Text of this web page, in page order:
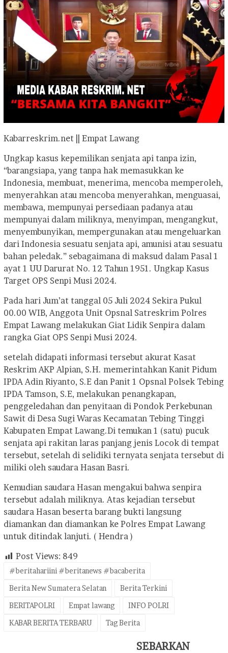
Kabarreskrim.net || Empat Lawang
Ungkap kasus kepemilikan senjata api tanpa izin,
“barangsiapa, yang tanpa hak memasukkan ke
Indonesia, membuat, menerima, mencoba memperoleh,
menyerahkan atau mencoba menyerahkan, menguasai,
membawa, mempunyai persediaan padanya atau
mempunyai dalam miliknya, menyimpan, mengangkut,
menyembunyikan, mempergunakan atau mengeluarkan
dari Indonesia sesuatu senjata api, amunisi atau sesuatu
bahan peledak.” sebagaimana di maksud dalam Pasal 1
ayat 1 UU Darurat No. 12 Tahun 1951. Ungkap Kasus
Target OPS Senpi Musi 2024.
Pada hari Jum’at tanggal 05 Juli 2024 Sekira Pukul
00.00 WIB, Anggota Unit Opsnal Satreskrim Polres
Empat Lawang melakukan Giat Lidik Senpira dalam
rangka Giat OPS Senpi Musi 2024.
setelah didapati informasi tersebut akurat Kasat
Reskrim AKP Alpian, S.H. memerintahkan Kanit Pidum
IPDA Adin Riyanto, S.E dan Panit 1 Opsnal Polsek Tebing
IPDA Tamson, S.E, melakukan penangkapan,
penggeledahan dan penyitaan di Pondok Perkebunan
Sawit di Desa Sugi Waras Kecamatan Tebing Tinggi
Kabupaten Empat Lawang.Di temukan 1 (satu) pucuk
senjata api rakitan laras panjang jenis Locok di tempat
tersebut, setelah di selidiki ternyata senjata tersebut di
miliki oleh saudara Hasan Basri.
Kemudian saudara Hasan mengakui bahwa senpira
tersebut adalah miliknya. Atas kejadian tersebut
saudara Hasan beserta barang bukti langsung
diamankan dan diamankan ke Polres Empat Lawang
untuk ditindak lanjuti. ( Hendra )
Post Views: 849
#beritahariini #beritanews #bacaberita
Berita New Sumatera Selatan
Berita Terkini
BERITAPOLRI
Empat lawang
INFO POLRI
KABAR BERITA TERBARU
Tag Berita
SEBARKAN